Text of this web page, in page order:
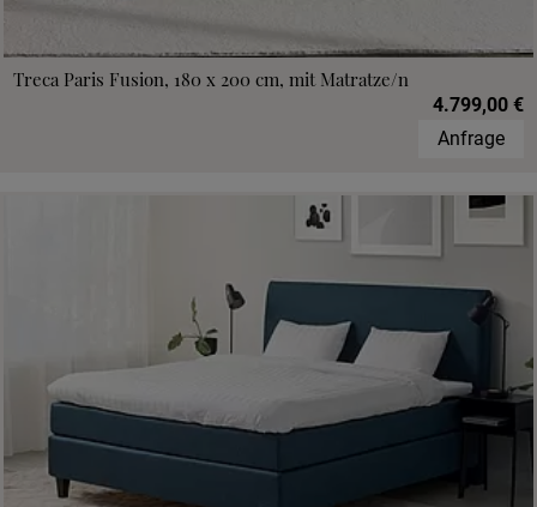
Treca Paris Fusion, 180 x 200 cm, mit Matratze/n
4.799,00 €
Anfrage